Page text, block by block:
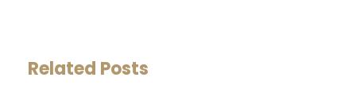
Related Posts